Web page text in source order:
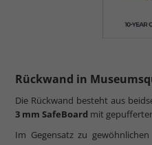
Rückwand in
Die Rückwand besteht aus
3 mm SafeBoard mit
Im Gegensatz zu